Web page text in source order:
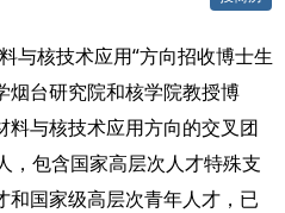
与核技术应用“方向招收博士生
烟台研究院和核学院教授博
与核技术应用方向的交叉团
，包含国家高层次人才特殊支
国家级高层次青年人才，已